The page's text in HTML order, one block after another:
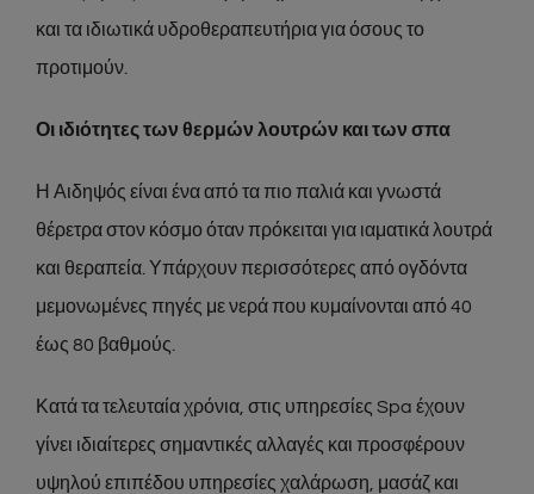
και τα ιδιωτικά υδροθεραπευτήρια για όσους το
προτιμούν.
Οι ιδιότητες των θερμών λουτρών και των σπα
Η Αιδηψός είναι ένα από τα πιο παλιά και γνωστά
θέρετρα στον κόσμο όταν πρόκειται για ιαματικά λουτρά
και θεραπεία. Υπάρχουν περισσότερες από ογδόντα
μεμονωμένες πηγές με νερά που κυμαίνονται από 40
έως 80 βαθμούς.
Κατά τα τελευταία χρόνια, στις υπηρεσίες Spa έχουν
γίνει ιδιαίτερες σημαντικές αλλαγές και προσφέρουν
υψηλού επιπέδου υπηρεσίες χαλάρωση, μασάζ και